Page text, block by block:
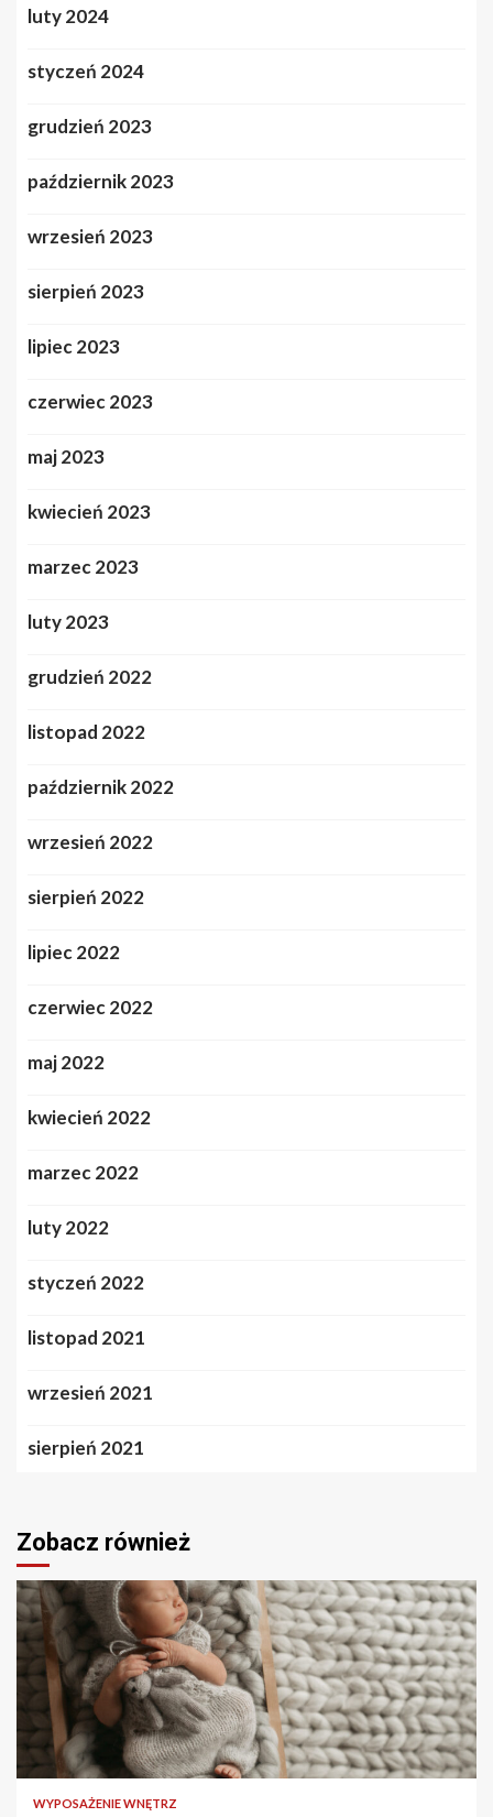
luty 2024
styczeń 2024
grudzień 2023
październik 2023
wrzesień 2023
sierpień 2023
lipiec 2023
czerwiec 2023
maj 2023
kwiecień 2023
marzec 2023
luty 2023
grudzień 2022
listopad 2022
październik 2022
wrzesień 2022
sierpień 2022
lipiec 2022
czerwiec 2022
maj 2022
kwiecień 2022
marzec 2022
luty 2022
styczeń 2022
listopad 2021
wrzesień 2021
sierpień 2021
Zobacz również
2 min odczytu
WYPOSAŻENIE WNĘTRZ